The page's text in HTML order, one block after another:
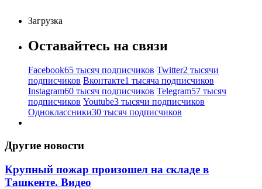
Загрузка
Оставайтесь на связи
Facebook65 тысяч подписчиков Twitter2 тысячи
подписчиков Вконтакте1 тысяча подписчиков
Instagram60 тысяч подписчиков Telegram57 тысяч
подписчиков Youtube3 тысячи подписчиков
Одноклассники30 тысяч подписчиков
Другие новости
Крупный пожар произошел на складе в
Ташкенте. Видео